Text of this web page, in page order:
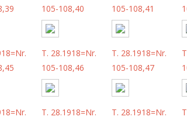
105-108,40
105-108,41
T. 28.1918=Nr.
105-108,46
T. 28.1918=Nr.
105-108,47
T. 28.1918=Nr.
T. 28.1918=Nr.